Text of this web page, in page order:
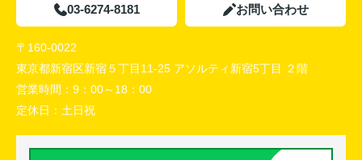
03-6274-8181 お問い合わせ
〒160-0022
東京都新宿区新宿５丁目11-25 アソルティ新宿5丁目 ２階
営業時間： 9：00～18：00
定休日： 土日祝